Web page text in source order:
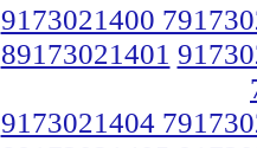
9173021400
89173021401
9173021404